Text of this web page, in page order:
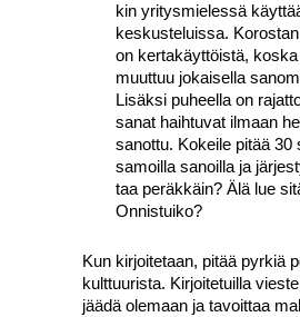
kin yri­tys­mie­les­sä
kes­kus­te­luis­sa.
on ker­ta­käyt­töis­tä,
muut­tuu jokai­sel­la
Lisäk­si puheel­la on
sanat haih­tu­vat ilmaan
sanot­tu. Kokei­le pitää 30
samoil­la sanoil­la ja
taa peräk­käin? Älä lue
Onnis­tui­ko?
Kun kir­joi­te­taan, pitää pyr­kiä
kult­tuu­ris­ta. Kir­joi­te­tuil­la
jää­dä ole­maan ja tavoit­taa